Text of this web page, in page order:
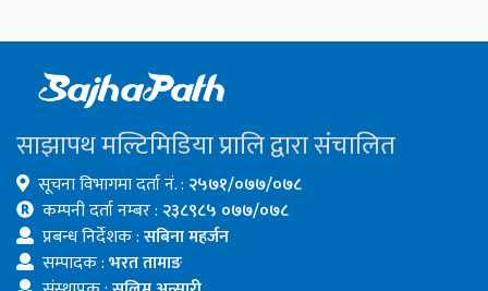
साझापथ मल्टिमिडिया प्रालि द्वारा संचालित
सूचना विभागमा दर्ता नं. : २५७१/०७७/०७८
कम्पनी दर्ता नम्बर : २३८९८५ ०७७/०७८
प्रबन्ध निर्देशक :सबिना महर्जन
सम्पादक :भरत तामाङ